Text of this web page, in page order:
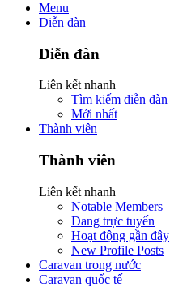
Menu
Diễn đàn
Diễn đàn
Liên kết nhanh
Tìm kiếm diễn đàn
Mới nhất
Thành viên
Thành viên
Liên kết nhanh
Notable Members
Đang trực tuyến
Hoạt động gần đây
New Profile Posts
Caravan trong nước
Caravan quốc tế